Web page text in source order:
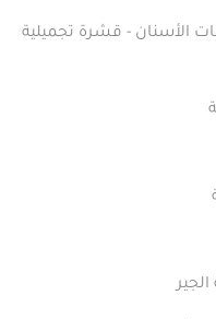
الأسنان - قشرة تجميلية